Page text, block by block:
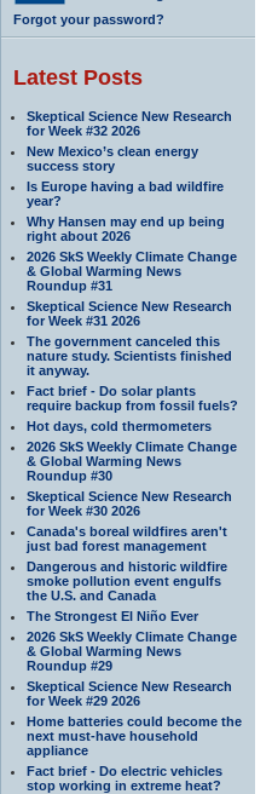
Forgot your password?
Latest Posts
Skeptical Science New Research
for Week #32 2026
New Mexico’s clean energy
success story
Is Europe having a bad wildfire
year?
Why Hansen may end up being
right about 2026
2026 SkS Weekly Climate Change
& Global Warming News
Roundup #31
Skeptical Science New Research
for Week #31 2026
The government canceled this
nature study. Scientists finished
it anyway.
Fact brief - Do solar plants
require backup from fossil fuels?
Hot days, cold thermometers
2026 SkS Weekly Climate Change
& Global Warming News
Roundup #30
Skeptical Science New Research
for Week #30 2026
Canada's boreal wildfires aren't
just bad forest management
Dangerous and historic wildfire
smoke pollution event engulfs
the U.S. and Canada
The Strongest El Niño Ever
2026 SkS Weekly Climate Change
& Global Warming News
Roundup #29
Skeptical Science New Research
for Week #29 2026
Home batteries could become the
next must-have household
appliance
Fact brief - Do electric vehicles
stop working in extreme heat?